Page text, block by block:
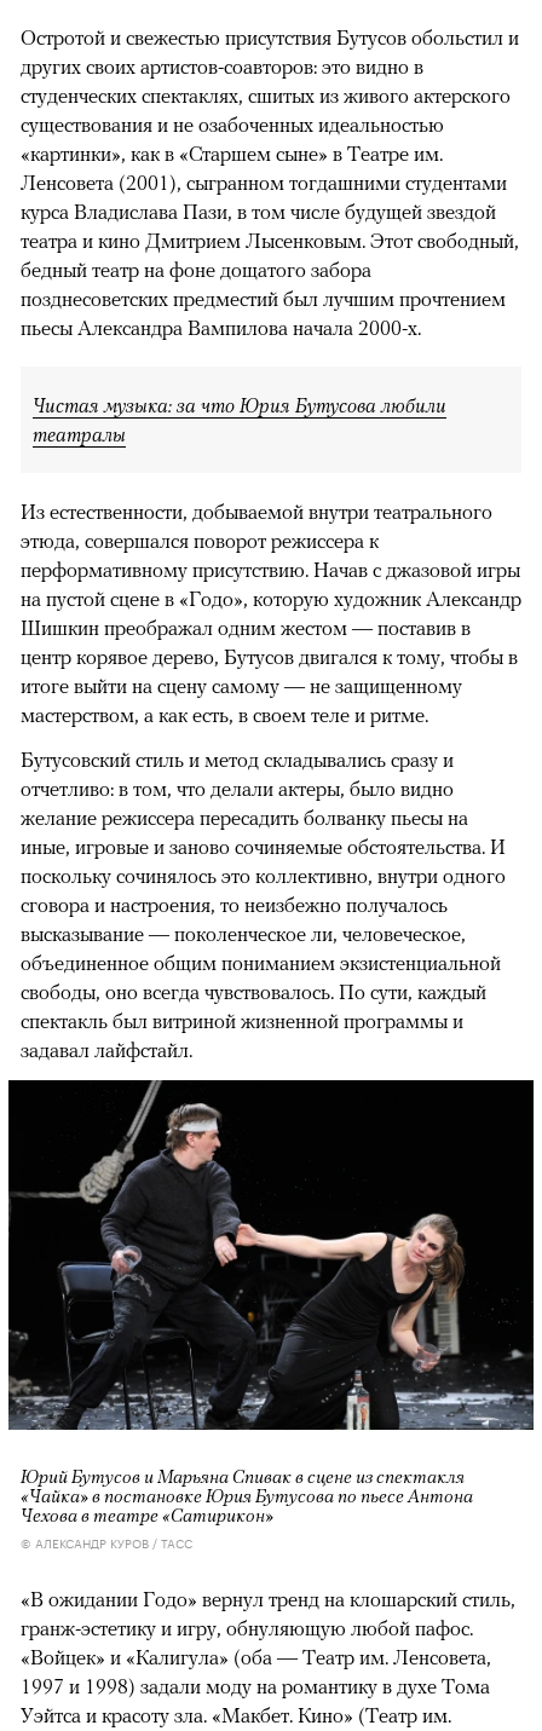
Остротой и свежестью присутствия Бутусов обольстил и
других своих артистов-соавторов: это видно в
студенческих спектаклях, сшитых из живого актерского
существования и не озабоченных идеальностью
«картинки», как в «Старшем сыне» в Театре им.
Ленсовета (2001), сыгранном тогдашними студентами
курса Владислава Пази, в том числе будущей звездой
театра и кино Дмитрием Лысенковым. Этот свободный,
бедный театр на фоне дощатого забора
позднесоветских предместий был лучшим прочтением
пьесы Александра Вампилова начала 2000-х.
Чистая музыка: за что Юрия Бутусова любили
театралы
Из естественности, добываемой внутри театрального
этюда, совершался поворот режиссера к
перформативному присутствию. Начав с джазовой игры
на пустой сцене в «Годо», которую художник Александр
Шишкин преображал одним жестом — поставив в
центр корявое дерево, Бутусов двигался к тому, чтобы в
итоге выйти на сцену самому — не защищенному
мастерством, а как есть, в своем теле и ритме.
Бутусовский стиль и метод складывались сразу и
отчетливо: в том, что делали актеры, было видно
желание режиссера пересадить болванку пьесы на
иные, игровые и заново сочиняемые обстоятельства. И
поскольку сочинялось это коллективно, внутри одного
сговора и настроения, то неизбежно получалось
высказывание — поколенческое ли, человеческое,
объединенное общим пониманием экзистенциальной
свободы, оно всегда чувствовалось. По сути, каждый
спектакль был витриной жизненной программы и
задавал лайфстайл.
Юрий Бутусов и Марьяна Спивак в сцене из спектакля
«Чайка» в постановке Юрия Бутусова по пьесе Антона
Чехова в театре «Сатирикон»
© АЛЕКСАНДР КУРОВ / ТАСС
«В ожидании Годо» вернул тренд на клошарский стиль,
гранж-эстетику и игру, обнуляющую любой пафос.
«Войцек» и «Калигула» (оба — Театр им. Ленсовета,
1997 и 1998) задали моду на романтику в духе Тома
Уэйтса и красоту зла. «Макбет. Кино» (Театр им.